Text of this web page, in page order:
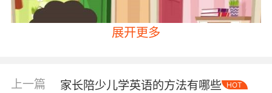
展开更多
上一篇 家长陪少儿学英语的方法有哪些 HOT